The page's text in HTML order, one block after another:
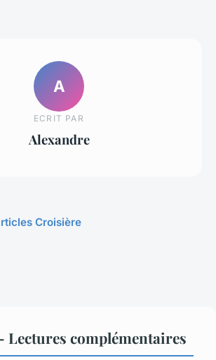
A
ECRIT PAR
Alexandre
Croisière
complémentaires